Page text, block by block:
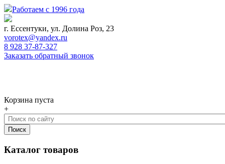
Работаем с 1996 года
г. Ессентуки, ул. Долина Роз, 23
vorotex@yandex.ru
8 928 37-87-327
Заказать обратный звонок
Корзина пуста
+
Каталог товаров